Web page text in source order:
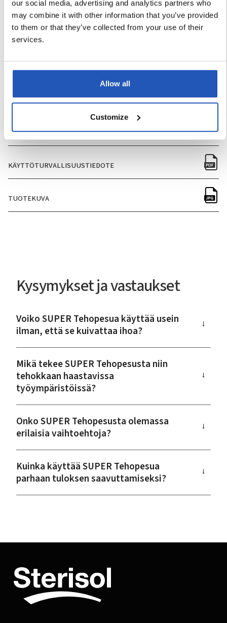
our social media, advertising and analytics partners who
may combine it with other information that you’ve provided
to them or that they’ve collected from your use of their
services.
Allow all
Customize
MÄÄRÄ PER LAATIKKO 12
MÄÄRÄ PER LAVA
LAATIKOIDEN MÄÄRÄ PER LAVA 1080
TUOTETIETOLEHTI
KÄYTTÖTURVALLISUUSTIEDOTE
TUOTEKUVA
Kysymykset ja vastaukset
Voiko SUPER Tehopesua käyttää usein
ilman, että se kuivattaa ihoa?
→
Mikä tekee SUPER Tehopesusta niin
tehokkaan haastavissa
työympäristöissä?
→
Onko SUPER Tehopesusta olemassa
erilaisia vaihtoehtoja?
→
Kuinka käyttää SUPER Tehopesua
parhaan tuloksen saavuttamiseksi?
→